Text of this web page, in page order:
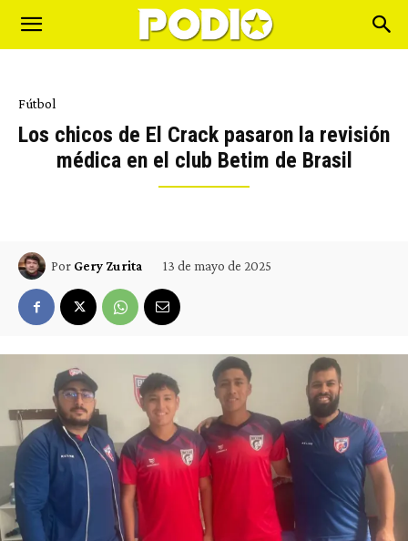
Fútbol
Los chicos de El Crack pasaron la revisión
médica en el club Betim de Brasil
Por Gery Zurita 13 de mayo de 2025